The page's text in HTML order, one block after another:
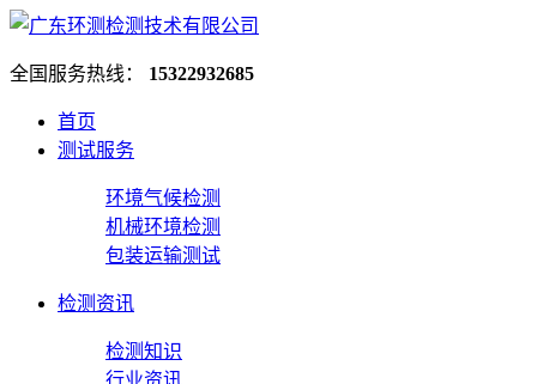
全国服务热线： 15322932685
首页
测试服务
环境气候检测
机械环境检测
包装运输测试
检测资讯
检测知识
行业资讯